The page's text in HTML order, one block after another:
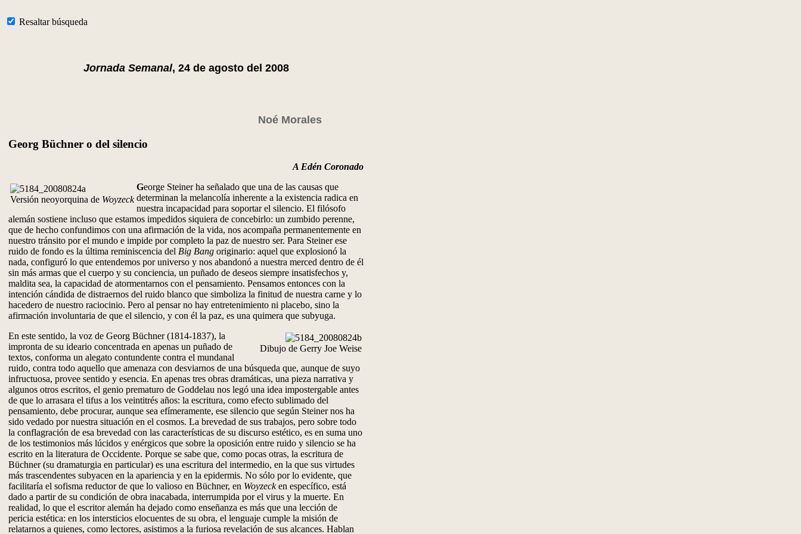
Resaltar búsqueda
Jornada Semanal, 24 de agosto del 2008
Noé Morales
Georg Büchner o del silencio
A Edén Coronado
Versión neoyorquina de Woyzeck
George Steiner ha señalado que una de las causas que
determinan la melancolía inherente a la existencia radica en
nuestra incapacidad para soportar el silencio. El filósofo
alemán sostiene incluso que estamos impedidos siquiera de concebirlo: un zumbido perenne,
que de hecho confundimos con una afirmación de la vida, nos acompaña permanentemente en
nuestro tránsito por el mundo e impide por completo la paz de nuestro ser. Para Steiner ese
ruido de fondo es la última reminiscencia del Big Bang originario: aquel que explosionó la
nada, configuró lo que entendemos por universo y nos abandonó a nuestra merced dentro de él
sin más armas que el cuerpo y su conciencia, un puñado de deseos siempre insatisfechos y,
maldita sea, la capacidad de atormentarnos con el pensamiento. Pensamos entonces con la
intención cándida de distraernos del ruido blanco que simboliza la finitud de nuestra carne y lo
hacedero de nuestro raciocinio. Pero al pensar no hay entretenimiento ni placebo, sino la
afirmación involuntaria de que el silencio, y con él la paz, es una quimera que subyuga.
Dibujo de Gerry Joe Weise
En este sentido, la voz de Georg Büchner (1814-1837), la
impronta de su ideario concentrada en apenas un puñado de
textos, conforma un alegato contundente contra el mundanal
ruido, contra todo aquello que amenaza con desviarnos de una búsqueda que, aunque de suyo
infructuosa, provee sentido y esencia. En apenas tres obras dramáticas, una pieza narrativa y
algunos otros escritos, el genio prematuro de Goddelau nos legó una idea impostergable antes
de que lo arrasara el tifus a los veintitrés años: la escritura, como efecto sublimado del
pensamiento, debe procurar, aunque sea efímeramente, ese silencio que según Steiner nos ha
sido vedado por nuestra situación en el cosmos. La brevedad de sus trabajos, pero sobre todo
la conflagración de esa brevedad con las características de su discurso estético, es en suma uno
de los testimonios más lúcidos y enérgicos que sobre la oposición entre ruido y silencio se ha
escrito en la literatura de Occidente. Porque se sabe que, como pocas otras, la escritura de
Büchner (su dramaturgia en particular) es una escritura del intermedio, en la que sus virtudes
más trascendentes subyacen en la apariencia y en la epidermis. No sólo por lo evidente, que
facilitaría el sofisma reductor de que lo valioso en Büchner, en Woyzecken específico, está
dado a partir de su condición de obra inacabada, interrumpida por el virus y la muerte. En
realidad, lo que el escritor alemán ha dejado como enseñanza es más que una lección de
pericia estética: en los intersticios elocuentes de su obra, el lenguaje cumple la misión de
relatarnos a quienes, como lectores, asistimos a la furiosa revelación de sus alcances. Hablan